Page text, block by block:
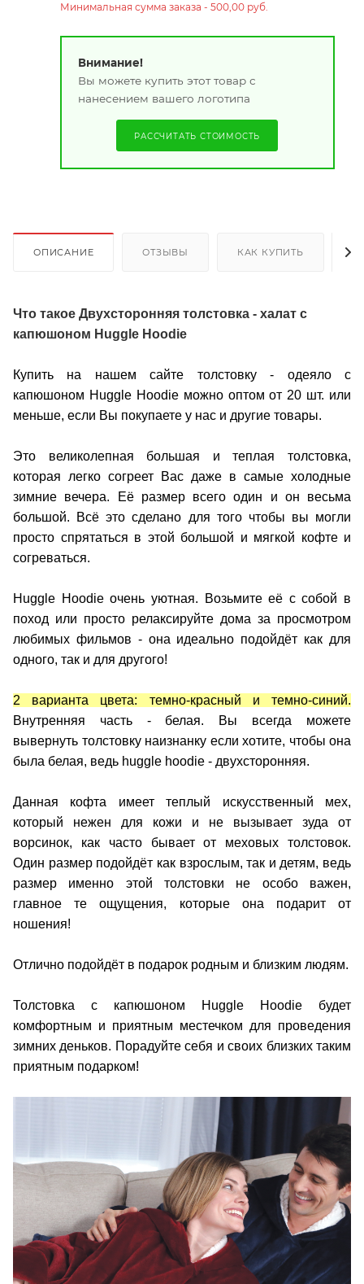
Минимальная сумма заказа - 500,00 руб.
Внимание!
Вы можете купить этот товар с
нанесением вашего логотипа
РАССЧИТАТЬ СТОИМОСТЬ
ОПИСАНИЕ ОТЗЫВЫ КАК КУПИТЬ
Что такое Двухсторонняя толстовка - халат с
капюшоном Huggle Hoodie
Купить на нашем сайте толстовку - одеяло с
капюшоном Huggle Hoodie можно оптом от 20 шт. или
меньше, если Вы покупаете у нас и другие товары.
Это великолепная большая и теплая толстовка,
которая легко согреет Вас даже в самые холодные
зимние вечера. Её размер всего один и он весьма
большой. Всё это сделано для того чтобы вы могли
просто спрятаться в этой большой и мягкой кофте и
согреваться.
Huggle Hoodie очень уютная. Возьмите её с собой в
поход или просто релаксируйте дома за просмотром
любимых фильмов - она идеально подойдёт как для
одного, так и для другого!
2 варианта цвета: темно-красный и темно-синий.
Внутренняя часть - белая. Вы всегда можете
вывернуть толстовку наизнанку если хотите, чтобы она
была белая, ведь huggle hoodie - двухсторонняя.
Данная кофта имеет теплый искусственный мех,
который нежен для кожи и не вызывает зуда от
ворсинок, как часто бывает от меховых толстовок.
Один размер подойдёт как взрослым, так и детям, ведь
размер именно этой толстовки не особо важен,
главное те ощущения, которые она подарит от
ношения!
Отлично подойдёт в подарок родным и близким людям.
Толстовка с капюшоном Huggle Hoodie будет
комфортным и приятным местечком для проведения
зимних деньков. Порадуйте себя и своих близких таким
приятным подарком!